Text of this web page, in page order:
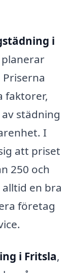
i
faktorer,
städning
I
att priset
250 och
en bra
företag
i Fritsla,